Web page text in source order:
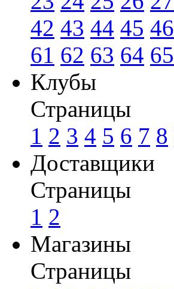
42 43 44 45 46
61 62 63 64 65
Клубы
Страницы
1 2 3 4 5 6 7 8
Доставщики
Страницы
1 2
Магазины
Страницы